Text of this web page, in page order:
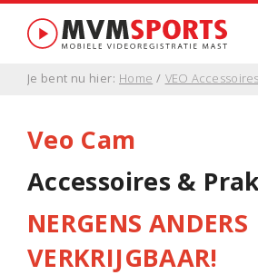
VEO CAM 3
VEO Accessoires
VEO Workshop
Je bent nu hier: Home / VEO Accessoires
Veo Cam
Accessoires &
NERGENS ANDERS
VERKRIJGBAAR!